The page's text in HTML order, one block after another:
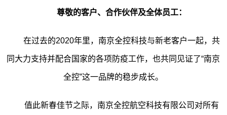
尊敬的客户、合作伙伴及全体员工：
在过去的2020年里，南京全控科技与新老客户一起，共
同大力支持并配合国家的各项防疫工作，也共同见证了“南京
全控”这一品牌的稳步成长。
值此新春佳节之际，南京全控航空科技有限公司对所有